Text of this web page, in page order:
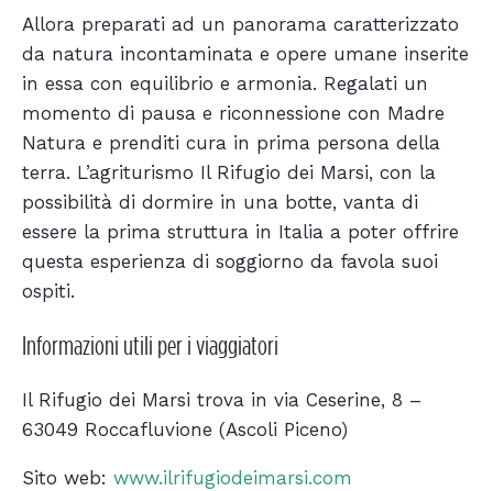
Allora preparati ad un panorama caratterizzato
da natura incontaminata e opere umane inserite
in essa con equilibrio e armonia. Regalati un
momento di pausa e riconnessione con Madre
Natura e prenditi cura in prima persona della
terra. L’agriturismo Il Rifugio dei Marsi, con la
possibilità di dormire in una botte, vanta di
essere la prima struttura in Italia a poter offrire
questa esperienza di soggiorno da favola suoi
ospiti.
Informazioni utili per i viaggiatori
Il Rifugio dei Marsi trova in via Ceserine, 8 –
63049 Roccafluvione (Ascoli Piceno)
Sito web: www.ilrifugiodeimarsi.com